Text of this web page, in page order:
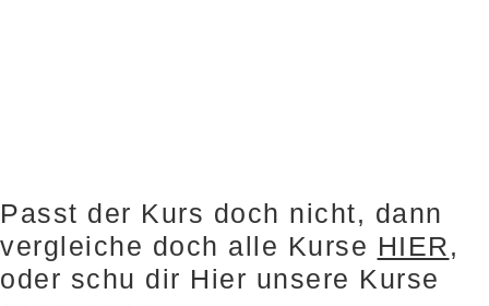
Passt der Kurs doch nicht, dann
vergleiche doch alle Kurse HIER,
oder schu dir Hier unsere Kurse